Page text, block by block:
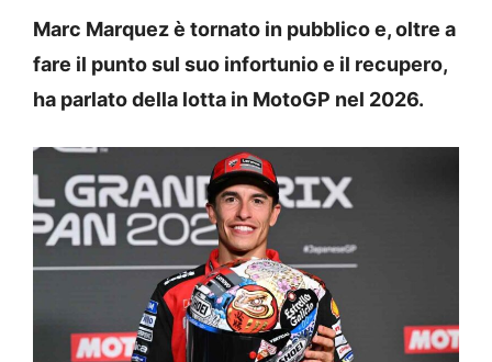
Marc Marquez è tornato in pubblico e, oltre a
fare il punto sul suo infortunio e il recupero,
ha parlato della lotta in MotoGP nel 2026.